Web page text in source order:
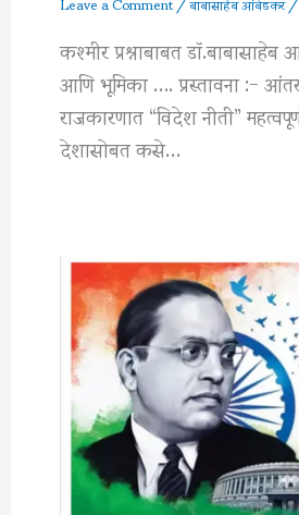
कश्मीर प्रश्नाबाबत
आणि भूमिका …. प्रस्तावना :-
राजकारणात “विदेश नीती”
देशासोबत कसे…